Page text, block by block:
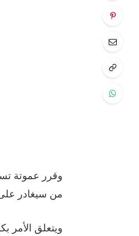
وقرر عموتة
من سيغادر
ويتعلق الأمر